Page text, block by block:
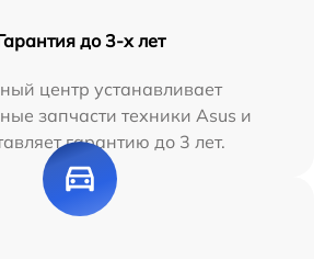
до 3-х лет
центр устанавливает
запчасти техники Asus и
гарантию до 3 лет.